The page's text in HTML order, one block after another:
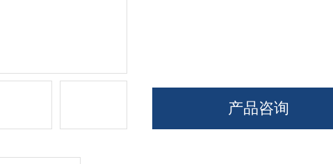
产品咨询